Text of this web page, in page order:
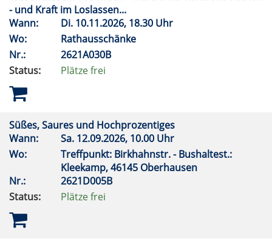
- und Kraft im Loslassen...
Wann:
Di. 10.11.2026, 18.30 Uhr
Wo:
Rathausschänke
Nr.:
2621A030B
Status:
Plätze frei
Süßes, Saures und Hochprozentiges
Wann:
Sa. 12.09.2026, 10.00 Uhr
Wo:
Treffpunkt: Birkhahnstr. - Bushaltest.:
Kleekamp, 46145 Oberhausen
Nr.:
2621D005B
Status:
Plätze frei